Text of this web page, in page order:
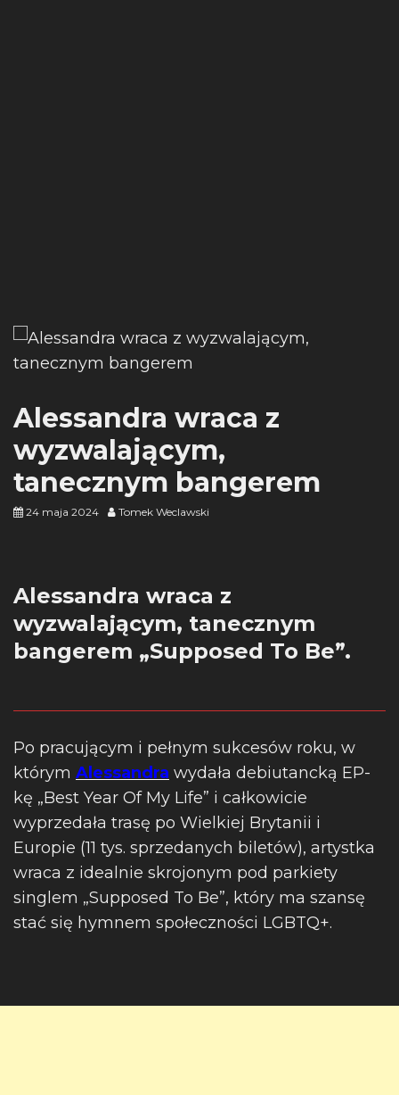
Alessandra wraca z
wyzwalającym,
tanecznym bangerem
24 maja 2024 Tomek Weclawski
Alessandra wraca z
wyzwalającym, tanecznym
bangerem „Supposed To Be”.
Po pracującym i pełnym sukcesów roku, w
którym Alessandra wydała debiutancką EP-
kę „Best Year Of My Life” i całkowicie
wyprzedała trasę po Wielkiej Brytanii i
Europie (11 tys. sprzedanych biletów), artystka
wraca z idealnie skrojonym pod parkiety
singlem „Supposed To Be”, który ma szansę
stać się hymnem społeczności LGBTQ+.